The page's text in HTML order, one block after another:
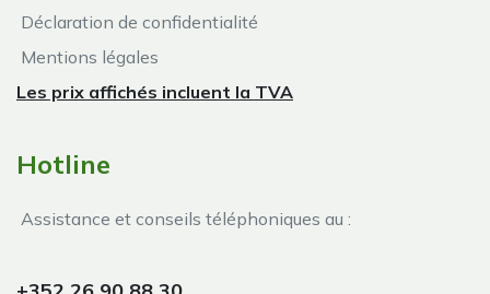
Déclaration de confidentialité
Mentions légales
Les prix affichés incluent la TVA
Hotline
Assistance et conseils téléphoniques au :